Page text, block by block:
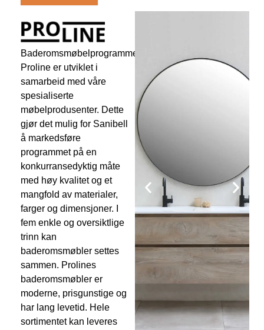
Baderomsmøbelprogrammet
Proline er utviklet i
samarbeid med våre
spesialiserte
møbelprodusenter. Dette
gjør det mulig for Sanibell
å markedsføre
programmet på en
konkurransedyktig måte
med høy kvalitet og et
mangfold av materialer,
farger og dimensjoner. I
fem enkle og oversiktlige
trinn kan
baderomsmøbler settes
sammen. Prolines
baderomsmøbler er
moderne, prisgunstige og
har lang levetid. Hele
sortimentet kan leveres